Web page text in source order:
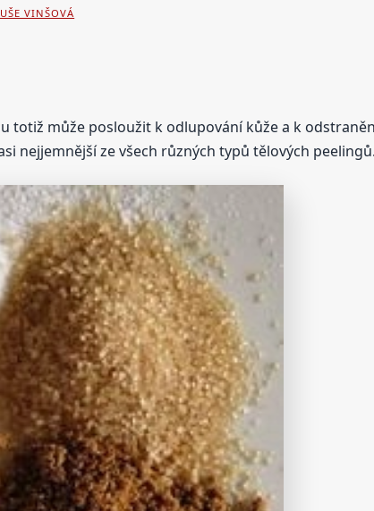
VINŠOVÁ
totiž může posloužit k odlupování kůže a k
nejjemnější ze všech různých typů tělových peelingů.